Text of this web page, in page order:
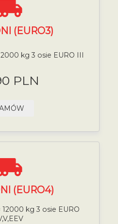
(EURO3)
kg 3 osie EURO III
PLN
(EURO4)
12000 kg 3 osie EURO